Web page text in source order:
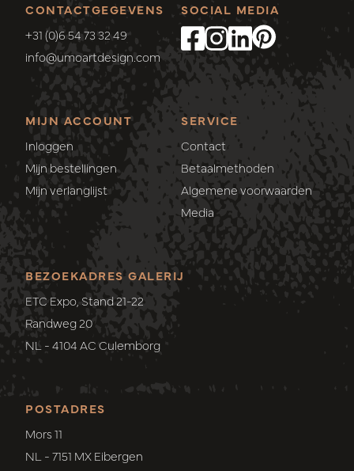
CONTACTGEGEVENS
+31 (0)6 54 73 32 49
info@umoartdesign.com
MIJN ACCOUNT
Inloggen
Mijn bestellingen
Mijn verlanglijst
SERVICE
Contact
Betaalmethoden
Algemene voorwaarden
Media
SOCIAL MEDIA
POSTADRES
Mors 11
NL - 7151 MX Eibergen
BEZOEKADRES GALERIJ
ETC Expo, Stand 21-22
Randweg 20
NL - 4104 AC Culemborg